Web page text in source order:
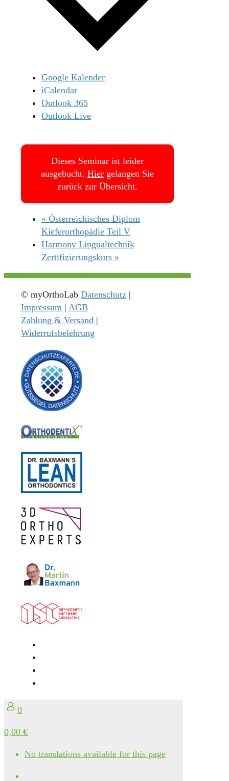
Google Kalender
iCalendar
Outlook 365
Outlook Live
Dieses Seminar ist leider
ausgebucht. Hiergelangen Sie
zurück zur Übersicht.
« Österreichisches Diplom
Kieferorthopädie Teil V
Harmony Lingualtechnik
Zertifizierungskurs »
© myOrthoLab Datenschutz |
Impressum | AGB
Zahlung & Versand |
Widerrufsbelehrung
0
0,00 €
No translations available for this page